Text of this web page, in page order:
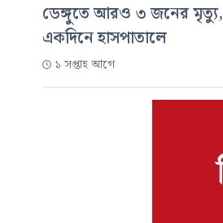
ডেঙ্গুতে আরও ৩ জনের মৃত্যু,
একদিনে হাসপাতালে
১ সপ্তাহ আগে